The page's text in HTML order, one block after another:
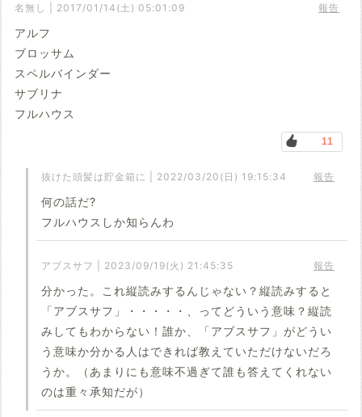
名無し | 2017/01/14(土) 05:01:09 報告
アルフ
ブロッサム
スペルバインダー
サブリナ
フルハウス
11
抜けた頭髪は貯金箱に | 2022/03/20(日) 19:15:34 報告
何の話だ?
フルハウスしか知らんわ
アブスサフ | 2023/09/19(火) 21:45:35 報告
分かった。これ縦読みするんじゃない？縦読みすると
「アブスサフ」・・・・・、ってどういう意味？縦読
みしてもわからない！誰か、「アブスサフ」がどうい
う意味か分かる人はできれば教えていただけないだろ
うか。（あまりにも意味不過ぎて誰も答えてくれない
のは重々承知だが）